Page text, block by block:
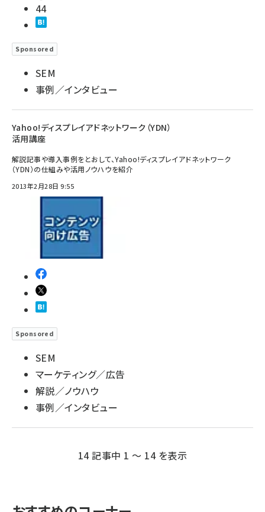
44
Sponsored
SEM
事例／インタビュー
Yahoo!ディスプレイアドネットワーク（YDN）
活用講座
解説記事や導入事例をとおして、Yahoo!ディスプレイアドネットワーク
（YDN）の仕組みや活用ノウハウを紹介
2013年2月28日 9:55
Sponsored
SEM
マーケティング／広告
解説／ノウハウ
事例／インタビュー
14 記事中 1 ～ 14 を表示